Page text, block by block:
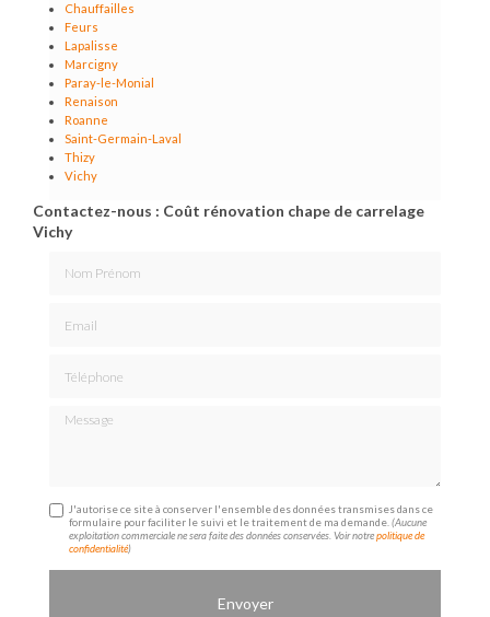
Chauffailles
Feurs
Lapalisse
Marcigny
Paray-le-Monial
Renaison
Roanne
Saint-Germain-Laval
Thizy
Vichy
Contactez-nous : Coût rénovation chape de carrelage
Vichy
Message
J'autorise ce site à conserver l'ensemble des données transmises dans ce
formulaire pour faciliter le suivi et le traitement de ma demande.(Aucune
exploitation commerciale ne sera faite des données conservées. Voir notrepolitique de
confidentialité)